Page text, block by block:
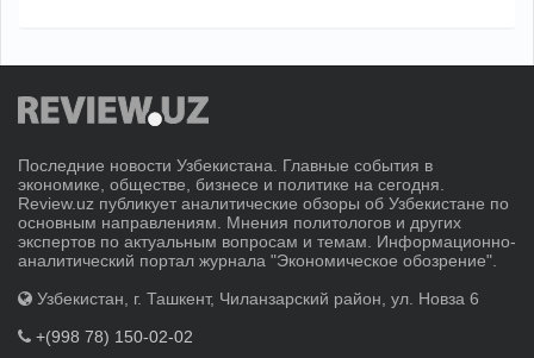
Последние новости Узбекистана. Главные события в
экономике, обществе, бизнесе и политике на сегодня.
Review.uz публикует аналитические обзоры об Узбекистане по
основным направлениям. Мнения политологов и других
экспертов по актуальным вопросам и темам. Информационно-
аналитический портал журнала "Экономическое обозрение".
Узбекистан, г. Ташкент, Чиланзарский район, ул. Новза 6
+(998 78) 150-02-02